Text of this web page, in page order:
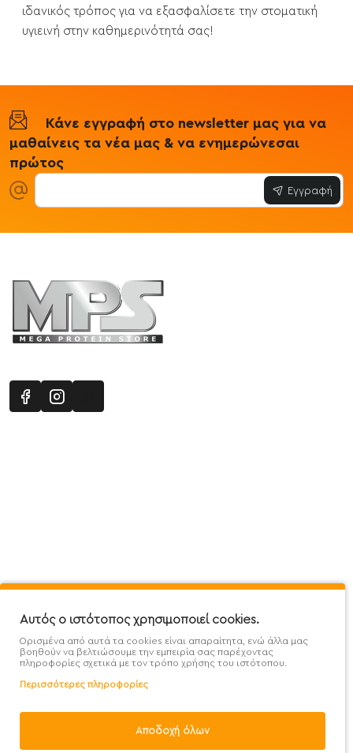
ιδανικός τρόπος για να εξασφαλίσετε την στοματική
υγιεινή στην καθημερινότητά σας!
Κάνε εγγραφή στο newsletter μας για να
μαθαίνεις τα νέα μας & να ενημερώνεσαι
πρώτος
Εγγραφή
Προσφορές - Clearence GDPR
Χονδρική
Handcrafted with 💙 in Athens
Αυτός ο ιστότοπος χρησιμοποιεί cookies.
Ορισμένα από αυτά τα cookies είναι απαραίτητα, ενώ άλλα μας
βοηθούν να βελτιώσουμε την εμπειρία σας παρέχοντας
πληροφορίες σχετικά με τον τρόπο χρήσης του ιστότοπου.
Περισσότερες πληροφορίες
Αποδοχή όλων